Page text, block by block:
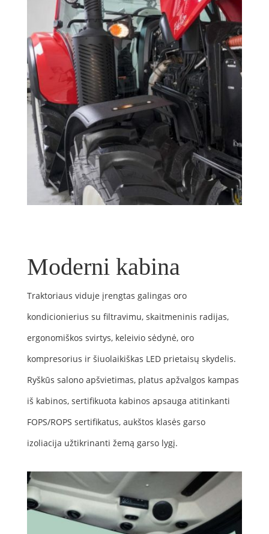
Moderni kabina
Traktoriaus viduje įrengtas galingas oro
kondicionierius su filtravimu, skaitmeninis radijas,
ergonomiškos svirtys, keleivio sėdynė, oro
kompresorius ir šiuolaikiškas LED prietaisų skydelis.
Ryškūs salono apšvietimas, platus apžvalgos kampas
iš kabinos, sertifikuota kabinos apsauga atitinkanti
FOPS/ROPS sertifikatus, aukštos klasės garso
izoliacija užtikrinanti žemą garso lygį.